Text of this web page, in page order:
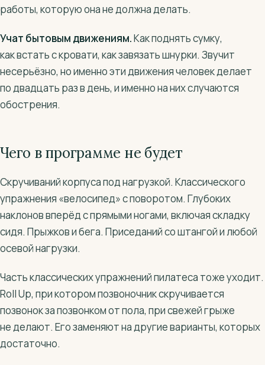
работы, которую она не должна делать.
Учат бытовым движениям.Как поднять сумку,
как встать с кровати, как завязать шнурки. Звучит
несерьёзно, но именно эти движения человек делает
по двадцать раз в день, и именно на них случаются
обострения.
Чего в программе не будет
Скручиваний корпуса под нагрузкой. Классического
упражнения «велосипед» с поворотом. Глубоких
наклонов вперёд с прямыми ногами, включая складку
сидя. Прыжков и бега. Приседаний со штангой и любой
осевой нагрузки.
Часть классических упражнений пилатеса тоже уходит.
Roll Up, при котором позвоночник скручивается
позвонок за позвонком от пола, при свежей грыже
не делают. Его заменяют на другие варианты, которых
достаточно.